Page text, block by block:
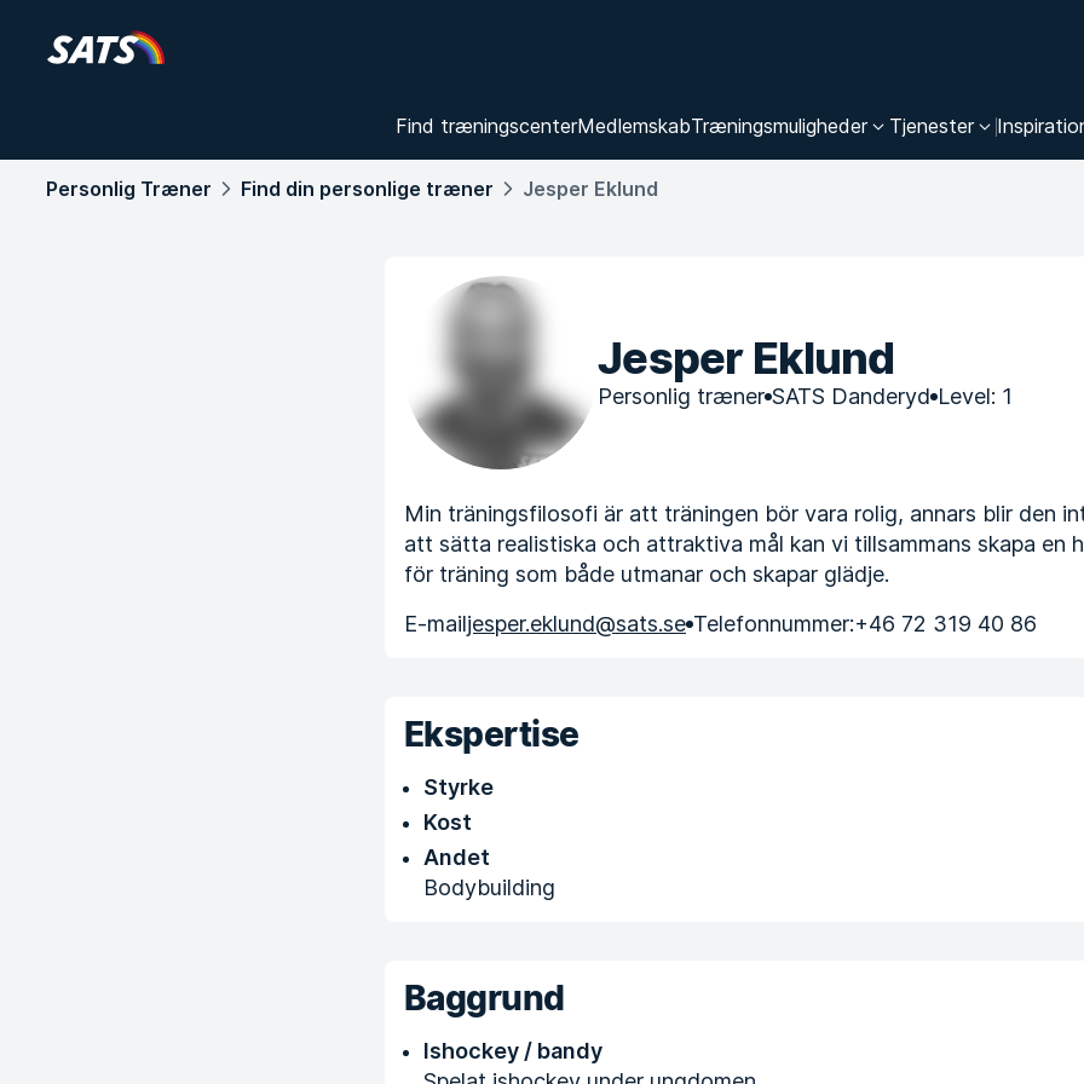
Find træningscenterMedlemskabTræningsmuligheder Tjenester
Personlig Træner Find din personlige træner Jesper Eklund
Jesper Eklund
Personlig træner SATS Danderyd Level: 1
Min träningsfilosofi är att träningen bör vara rolig, annars blir den
att sätta realistiska och attraktiva mål kan vi tillsammans skapa en
för träning som både utmanar och skapar glädje.
E-mailjesper.eklund@sats.se Telefonnummer:+46 72 319 40 86
Ekspertise
Styrke
Kost
Andet
Bodybuilding
Baggrund
Ishockey / bandy